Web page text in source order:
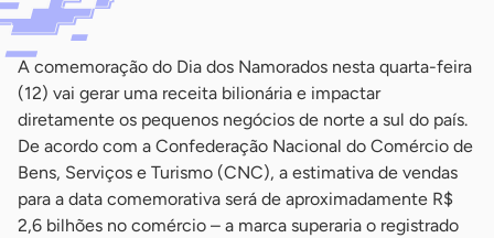
A comemoração do Dia dos Namorados nesta quarta-feira
(12) vai gerar uma receita bilionária e impactar
diretamente os pequenos negócios de norte a sul do país.
De acordo com a Confederação Nacional do Comércio de
Bens, Serviços e Turismo (CNC), a estimativa de vendas
para a data comemorativa será de aproximadamente R$
2,6 bilhões no comércio – a marca superaria o registrado